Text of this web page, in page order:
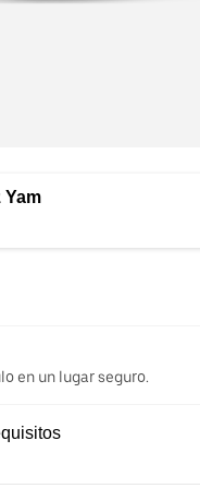
Yam
en un lugar seguro.